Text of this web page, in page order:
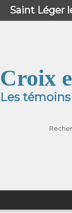
Croix
Les
Menu
Saint Léger